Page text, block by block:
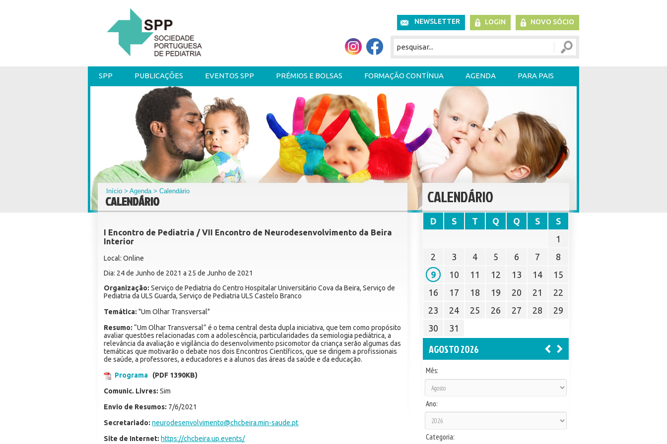
NEWSLETTER LOGIN NOVO SÓCIO
SPP PUBLICAÇÕES EVENTOS SPP PRÉMIOS E BOLSAS FORMAÇÃO CONTÍNUA AGENDA PARA PAIS
Início >Agenda> Calendário
CALENDÁRIO
I Encontro de Pediatria / VII Encontro de Neurodesenvolvimento da Beira
Interior
Local: Online
Dia: 24 de Junho de 2021 a 25 de Junho de 2021
Organização: Serviço de Pediatria do Centro Hospitalar Universitário Cova da Beira, Serviço de
Pediatria da ULS Guarda, Serviço de Pediatria ULS Castelo Branco
Temática: "Um Olhar Transversal"
Resumo: “Um Olhar Transversal” é o tema central desta dupla iniciativa, que tem como propósito
avaliar questões relacionadas com a adolescência, particularidades da semiologia pediátrica, a
relevância da avaliação e vigilância do desenvolvimento psicomotor da criança serão algumas das
temáticas que motivarão o debate nos dois Encontros Científicos, que se dirigem a profissionais
de saúde, a professores, a educadores e a alunos das áreas da saúde e da educação.
Programa
(PDF 1390KB)
Comunic. Livres: Sim
Envio de Resumos: 7/6/2021
Secretariado: neurodesenvolvimento@chcbeira.min-saude.pt
Site de Internet: https://chcbeira.up.events/
CALENDÁRIO
D S T Q Q S
S
1
2
3 4 5 6 7
8
9
10 11 12 13 14
15
16
17 18 19 20 21
22
23
24 25 26 27 28
29
30
31
AGOSTO 2026
Mês:
Ano:
Categoria: